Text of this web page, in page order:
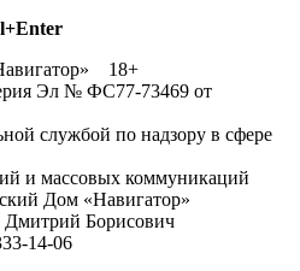
18+
Эл № ФС77-73469 от
службой по надзору в сфере
и массовых коммуникаций
Дом «Навигатор»
Дмитрий Борисович
14-06